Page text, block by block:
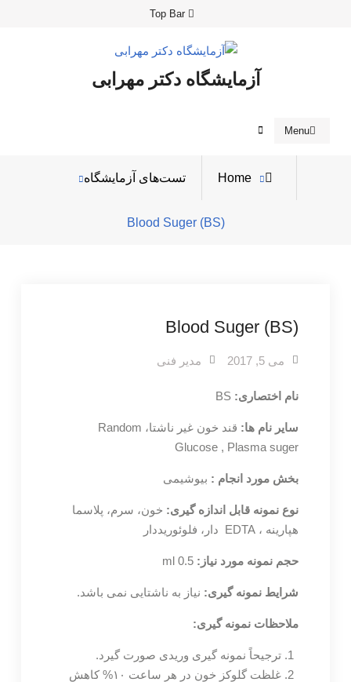
Top Bar
آزمایشگاه دکتر مهرابی
Menu
Search
Home تست‌های آزمایشگاه
Blood Suger (BS)
Blood Suger (BS)
می 5, 2017 مدیر فنی
نام اختصاری: BS
سایر نام ها:
قند خون غیر ناشتا، Random
Glucose , Plasma suger
بخش مورد انجام : بیوشیمی
نوع نمونه قابل اندازه گیری: خون، سرم، پلاسما
هپارینه ، EDTA دار، فلوئوریددار
حجم نمونه مورد نیاز: ml 0.5
شرایط نمونه گیری: نیاز به ناشتایی نمی باشد.
ملاحظات نمونه گیری:
ترجیحاً نمونه گیری وریدی صورت گیرد.
غلظت گلوکز خون در هر ساعت ۱۰% کاهش